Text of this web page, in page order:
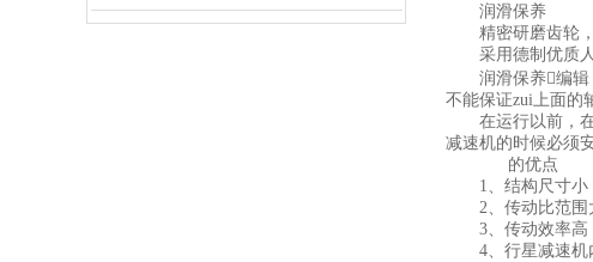
润滑保养
精密研磨齿轮
采用德制优质人
润滑保养编辑
不能保证zui上面的
在运行以前，在
减速机的时候必须
的优点
1、结构尺寸小
2、传动比范围
3、传动效率高
4、行星减速机内